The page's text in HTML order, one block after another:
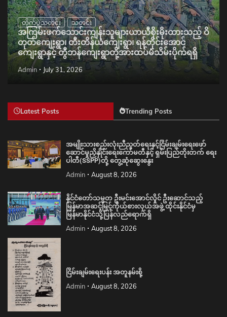
တိုက်ပွဲသတင်း သတင်း
အကြမ်းဖက်သောင်းကျန်းသူများယာယီစိုးမိုးထားသည့် ဝိ
တုတ်ကျေးရွာ၊ တီးတိန်ယံကျေးရွာ၊ ရန်တိုင်းအောင်
ကျေးရွာနှင့် တွီဘန်ကျေးရွာတို့အားထပ်မံသိမ်းပိုက်ရရှိ
Admin July 31, 2026
Latest Posts Trending Posts
အမျိုးသားစည်းလုံးညီညွတ်ရေးနှင့်ငြိမ်းချမ်းရေးဖော်
ဆောင်မှုညှိနှိုင်းရေးကော်မတီနှင့် ရှမ်းပြည်တိုးတက် ရေး
ပါတီ(SSPP)တို့ တွေ့ဆုံဆွေးနွေး
Admin August 8, 2026
နိုင်ငံတော်သမ္မတ ဦးမင်းအောင်လှိုင် ဦးဆောင်သည့်
မြန်မာအဆင့်မြင့်ကိုယ်စားလှယ်အဖွဲ့ ထိုင်းနိုင်ငံမှ
မြန်မာနိုင်ငံသို့ပြန်လည်ရောက်ရှိ
Admin August 8, 2026
ငြိမ်းချမ်းရေးပန်း အတူနမ်းစို့
Admin August 8, 2026